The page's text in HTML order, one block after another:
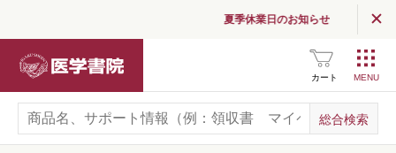
夏季休業日のお知らせ
カート